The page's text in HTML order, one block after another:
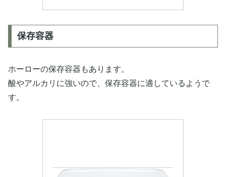
保存容器
ホーローの保存容器もあります。
酸やアルカリに強いので、保存容器に適しているようで
す。